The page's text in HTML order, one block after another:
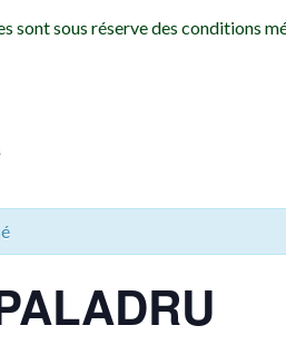
sont sous réserve des conditions